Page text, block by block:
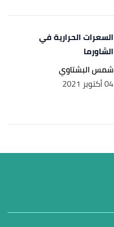
السعرات الحرارية في
الشاورما
شمس البشتاوي
04 أكتوبر 2021